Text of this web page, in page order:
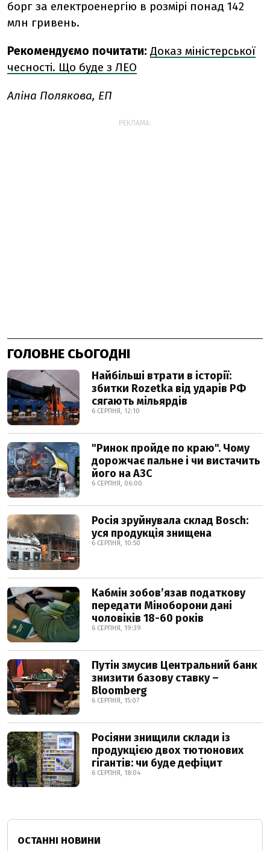
борг за електроенергію в розмірі понад 142
млн гривень.
Рекомендуємо почитати: Доказ міністерської
чесності. Що буде з ЛЕО
Аліна Полякова, ЕП
РЕКЛАМА:
ГОЛОВНЕ СЬОГОДНІ
Найбільші втрати в історії:
збитки Rozetka від ударів РФ
сягають мільярдів
6 СЕРПНЯ, 12:10
"Ринок пройде по краю". Чому
дорожчає пальне і чи вистачить
його на АЗС
6 СЕРПНЯ, 06:00
Росія зруйнувала склад Bosch:
уся продукція знищена
6 СЕРПНЯ, 10:50
Кабмін зобовʼязав податкову
передати Міноборони дані
чоловіків 18-60 років
6 СЕРПНЯ, 19:39
Путін змусив Центральний банк
знизити базову ставку –
Bloomberg
6 СЕРПНЯ, 15:07
Росіяни знищили склади із
продукцією двох тютюнових
гігантів: чи буде дефіцит
6 СЕРПНЯ, 18:04
ОСТАННІ НОВИНИ